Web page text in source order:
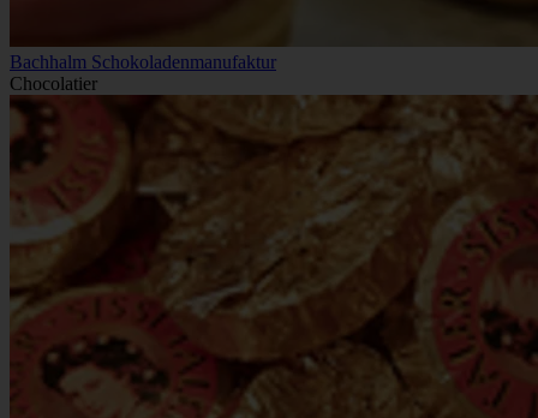
Bachhalm Schokoladenmanufaktur
Chocolatier